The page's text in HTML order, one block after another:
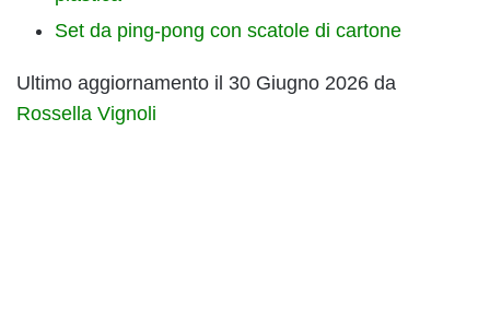
Set da ping-pong con scatole di cartone
Ultimo aggiornamento il 30 Giugno 2026 da
Rossella Vignoli